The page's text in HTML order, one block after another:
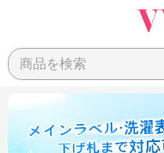
商品を検索